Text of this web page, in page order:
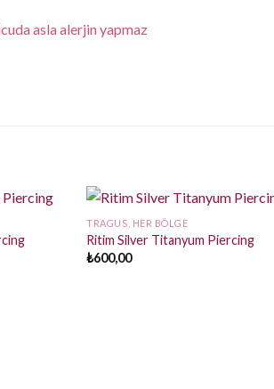
asla alerjin yapmaz
TRAGUS, HER BÖLGE
Ritim Silver Titanyum Piercing
₺600,00